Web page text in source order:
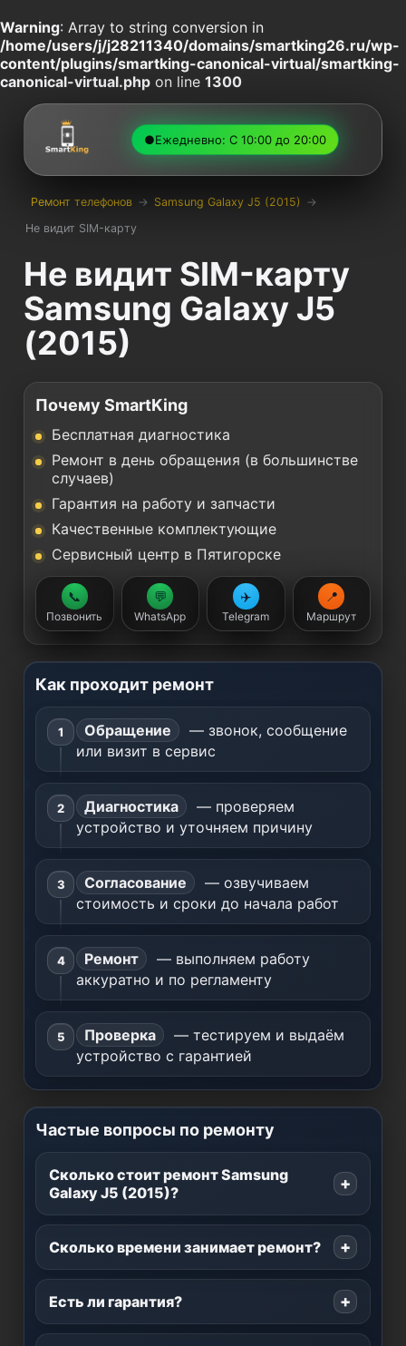
Warning: Array to string conversion in
/home/users/j/j28211340/domains/smartking26.ru/wp-
content/plugins/smartking-canonical-virtual/smartking-
canonical-virtual.php on line 1300
●Ежедневно: С 10:00 до 20:00
Ремонт телефонов → Samsung Galaxy J5 (2015)
→
Не видит SIM-карту
Не видит SIM-карту
Samsung Galaxy J5
(2015)
Почему SmartKing
Бесплатная диагностика
Ремонт в день обращения (в большинстве
случаев)
Гарантия на работу и запчасти
Качественные комплектующие
Сервисный центр в Пятигорске
📞
Позвонить
💬
WhatsApp
✈️
Telegram
📍
Маршрут
Как проходит ремонт
Обращение
— звонок, сообщение
или визит в сервис
Диагностика
— проверяем
устройство и уточняем причину
Согласование
— озвучиваем
стоимость и сроки до начала работ
Ремонт
— выполняем работу
аккуратно и по регламенту
Проверка
— тестируем и выдаём
устройство с гарантией
Частые вопросы по ремонту
Сколько стоит ремонт Samsung
Galaxy J5 (2015)?
Сколько времени занимает ремонт?
Есть ли гарантия?